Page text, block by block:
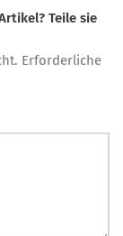
Teile sie
Erforderliche